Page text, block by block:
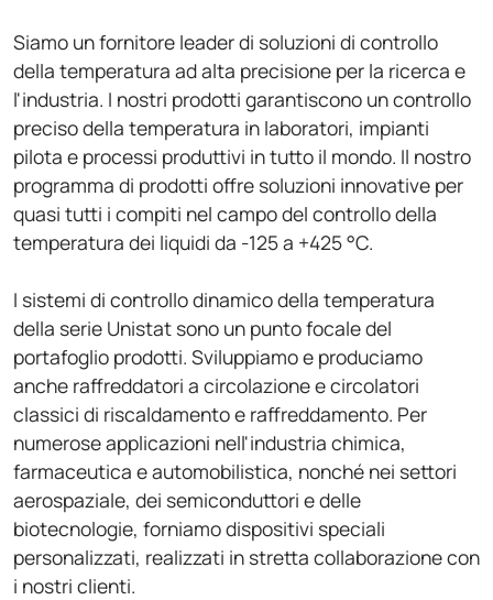
Siamo un fornitore leader di soluzioni di controllo
della temperatura ad alta precisione per la ricerca e
l'industria. I nostri prodotti garantiscono un controllo
preciso della temperatura in laboratori, impianti
pilota e processi produttivi in tutto il mondo. Il nostro
programma di prodotti offre soluzioni innovative per
quasi tutti i compiti nel campo del controllo della
temperatura dei liquidi da -125 a +425 °C.
I sistemi di controllo dinamico della temperatura
della serie Unistat sono un punto focale del
portafoglio prodotti. Sviluppiamo e produciamo
anche raffreddatori a circolazione e circolatori
classici di riscaldamento e raffreddamento. Per
numerose applicazioni nell'industria chimica,
farmaceutica e automobilistica, nonché nei settori
aerospaziale, dei semiconduttori e delle
biotecnologie, forniamo dispositivi speciali
personalizzati, realizzati in stretta collaborazione con
i nostri clienti.